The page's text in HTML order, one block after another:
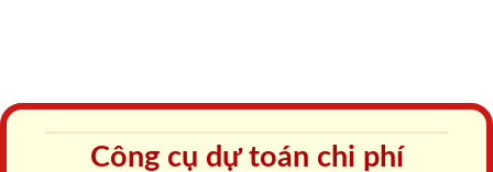
Công cụ dự toán chi phí